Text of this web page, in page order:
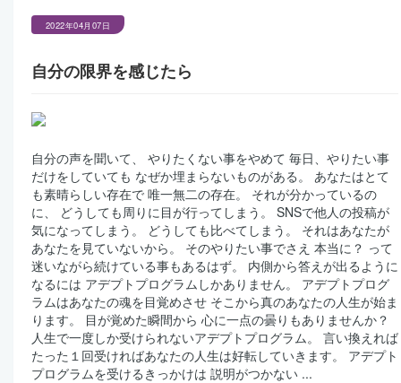
2022年04月07日
自分の限界を感じたら
自分の声を聞いて、 やりたくない事をやめて 毎日、やりたい事
だけをしていても なぜか埋まらないものがある。 あなたはとて
も素晴らしい存在で 唯一無二の存在。 それが分かっているの
に、 どうしても周りに目が行ってしまう。 SNSで他人の投稿が
気になってしまう。 どうしても比べてしまう。 それはあなたが
あなたを見ていないから。 そのやりたい事でさえ 本当に？ って
迷いながら続けている事もあるはず。 内側から答えが出るように
なるには アデプトプログラムしかありません。 アデプトプログ
ラムはあなたの魂を目覚めさせ そこから真のあなたの人生が始ま
ります。 目が覚めた瞬間から 心に一点の曇りもありませんか？
人生で一度しか受けられないアデプトプログラム。 言い換えれば
たった１回受ければあなたの人生は好転していきます。 アデプト
プログラムを受けるきっかけは 説明がつかない ...